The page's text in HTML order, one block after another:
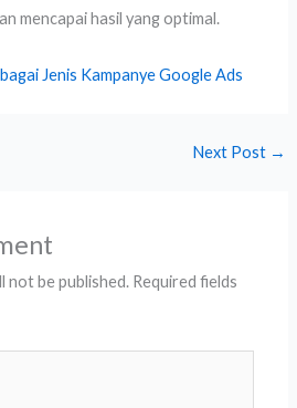
mencapai hasil yang optimal.
Jenis Kampanye Google Ads
Next Post →
not be published. Required fields